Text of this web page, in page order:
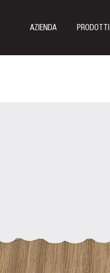
AZIENDA PRODOTTI